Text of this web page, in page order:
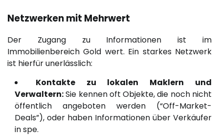
Netzwerken mit Mehrwert
Der Zugang zu Informationen ist im
Immobilienbereich Gold wert. Ein starkes Netzwerk
ist hierfür unerlässlich:
Kontakte zu lokalen Maklern und
Verwaltern:Sie kennen oft Objekte, die noch nicht
öffentlich angeboten werden (“Off-Market-
Deals”), oder haben Informationen über Verkäufer
in spe.